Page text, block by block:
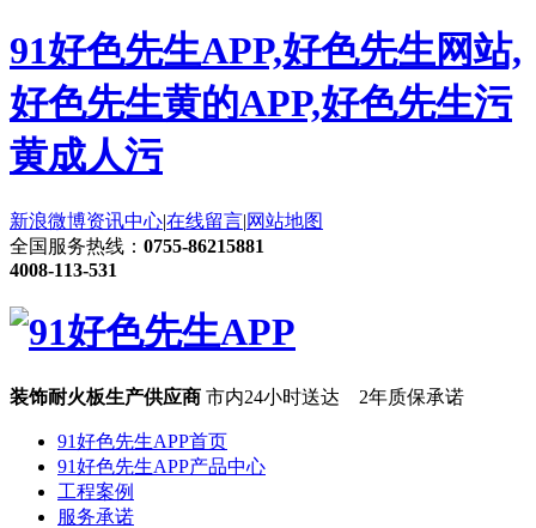
91好色先生APP,好色先生网站,
好色先生黄的APP,好色先生污
黄成人污
新浪微博资讯中心|在线留言|网站地图
全国服务热线： 0755-86215881
4008-113-531
装饰耐火板生产供应商 市内24小时送达 2年质保承诺
91好色先生APP首页
91好色先生APP产品中心
工程案例
服务承诺